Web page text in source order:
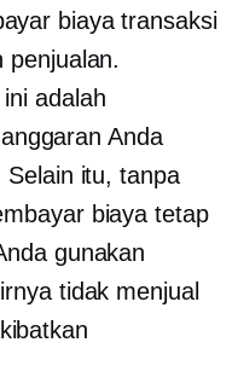
biaya transaksi
penjualan.
adalah
Anda
Selain itu, tanpa
biaya tetap
gunakan
tidak menjual